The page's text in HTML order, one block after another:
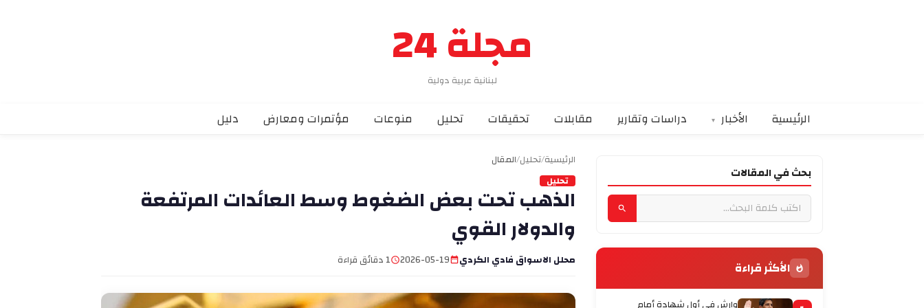
مجلة 24
لبنانية عربية دولية
الرئيسية الأخبار دراسات وتقارير مقابلات تحقيقات تحليل منوعات مؤتمرات ومعارض دليل
الرئيسية/تحليل/المقال
تحليل
الذهب تحت بعض الضغوط وسط العائدات المرتفعة
والدولار القوي
محلل الاسواق فادي الكردي 2026-05-19 1 دقائق قراءة
بحث في المقالات
الأكثر قراءة
وارش في أول شهادة أمام